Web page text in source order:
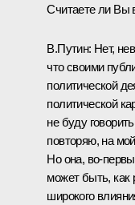
Считаете ли Вы
В.Путин: Нет,
что своими
политической
политической
не буду
повторяю, на
Но она,
может быть, как
широкого